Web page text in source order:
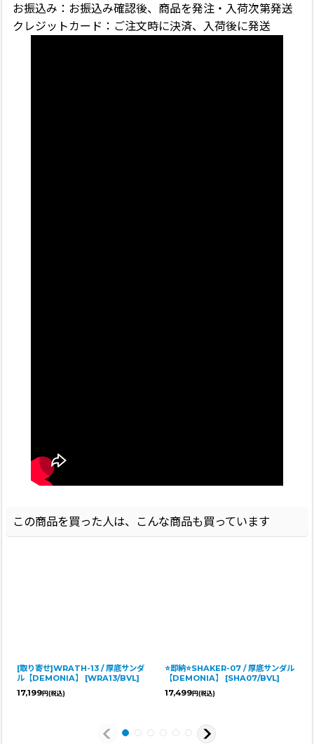
お振込み：お振込み確認後、商品を発注・入荷次第発送
クレジットカード：ご注文時に決済、入荷後に発送
この商品を買った人は、こんな商品も買っています
[取り寄せ]WRATH-13 / 厚底サンダ
ル【DEMONIA】
[WRA13/BVL]
17,199円 (税込)
⭐即納⭐SHAKER-07 / 厚底サンダル
【DEMONIA】
[SHA07/BVL]
17,499円 (税込)